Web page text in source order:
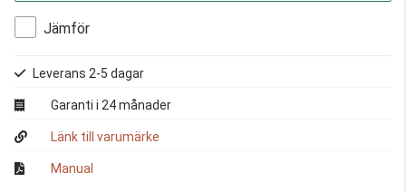
Jämför
Leverans 2-5 dagar
Garanti i 24 månader
Länk till varumärke
Manual